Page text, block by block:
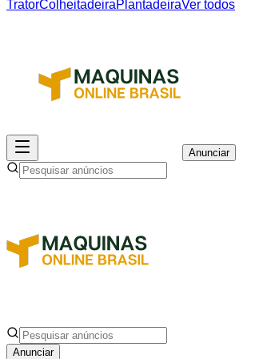
TratorColheitadeiraPlantadeiraVer todos
Anunciar
Anunciar